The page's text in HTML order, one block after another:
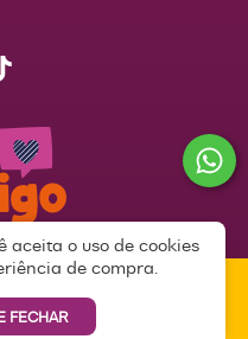
aceita o uso de cookies
de compra.
FECHAR
DISTRIBUIDORA FALA COMIGO
|Política de Privacidade